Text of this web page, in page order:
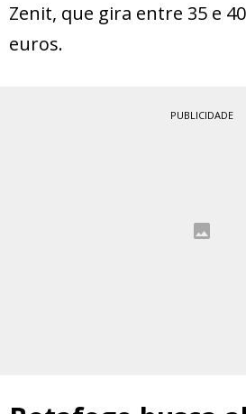
Zenit, que gira entre 35 e
euros.
PUBLICIDADE